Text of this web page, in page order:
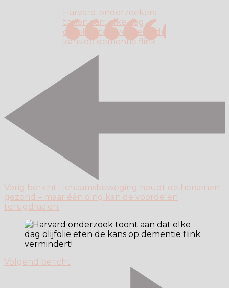
Harvard-onderzoekers
tonen aan: elke dag
olijfolie eten, verkleint de
kans op dementie flink
Berichtnavigatie
Vorig bericht Lichaamsbeweging houdt de hersenen
gezond – maar één ding kan de voordelen
terugdraaien.
Volgend bericht